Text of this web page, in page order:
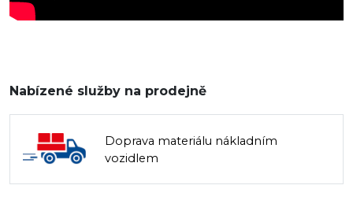
Nabízené služby na prodejně
Doprava materiálu nákladním
vozidlem